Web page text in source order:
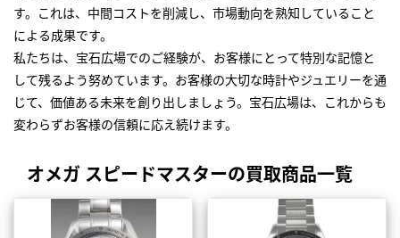
す。これは、中間コストを削減し、市場動向を熟知していること
による成果です。
私たちは、宝石広場でのご経験が、お客様にとって特別な記憶と
して残るよう努めています。お客様の大切な時計やジュエリーを通
じて、価値ある未来を創り出しましょう。宝石広場は、これからも
変わらずお客様の信頼に応え続けます。
オメガ スピードマスターの買取商品一覧